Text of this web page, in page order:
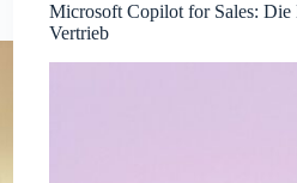
Microsoft Copilot for Sales:
Vertrieb